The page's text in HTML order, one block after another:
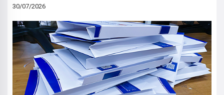
30/07/2026